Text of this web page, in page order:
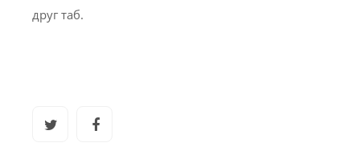
друг таб.